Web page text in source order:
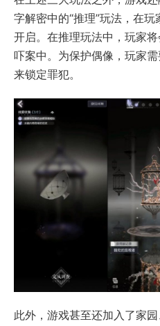
字解密中的“推理”玩法，在
开启。在推理玩法中，玩家
吓案中。为保护偶像，玩家
来锁定罪犯。
此外，游戏甚至还加入了家